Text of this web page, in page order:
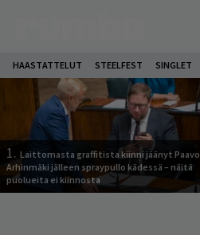
HAASTATTELUT STEELFEST SINGLET
1. Laittomasta graffitista kiinni jäänyt Paavo
Arhinmäki jälleen spraypullo kädessä – näitä
puolueita ei kiinnosta